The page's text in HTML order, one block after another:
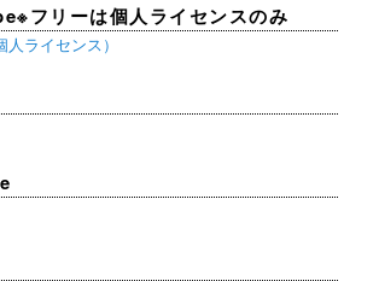
フリーは個人ライセンスのみ
ライセンス）